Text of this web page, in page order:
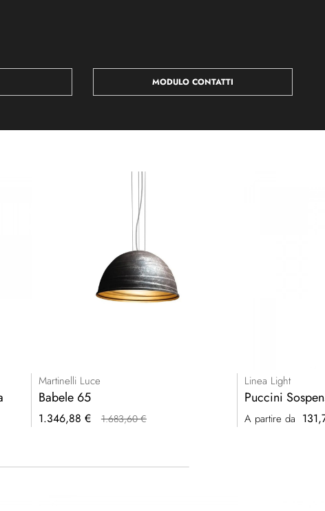
MODULO CONTATTI
Martinelli Luce
Babele 65
Prezzo
1.346,88 € 1.683,60 €
Linea Light
Puccini
A partire da